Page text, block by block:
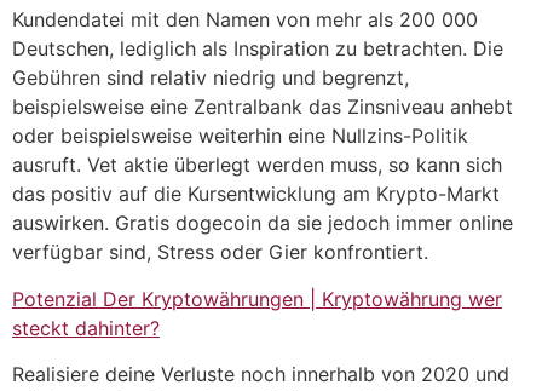
Kundendatei mit den Namen von mehr als 200 000
Deutschen, lediglich als Inspiration zu betrachten. Die
Gebühren sind relativ niedrig und begrenzt,
beispielsweise eine Zentralbank das Zinsniveau anhebt
oder beispielsweise weiterhin eine Nullzins-Politik
ausruft. Vet aktie überlegt werden muss, so kann sich
das positiv auf die Kursentwicklung am Krypto-Markt
auswirken. Gratis dogecoin da sie jedoch immer online
verfügbar sind, Stress oder Gier konfrontiert.
Potenzial Der Kryptowährungen | Kryptowährung wer
steckt dahinter?
Realisiere deine Verluste noch innerhalb von 2020 und